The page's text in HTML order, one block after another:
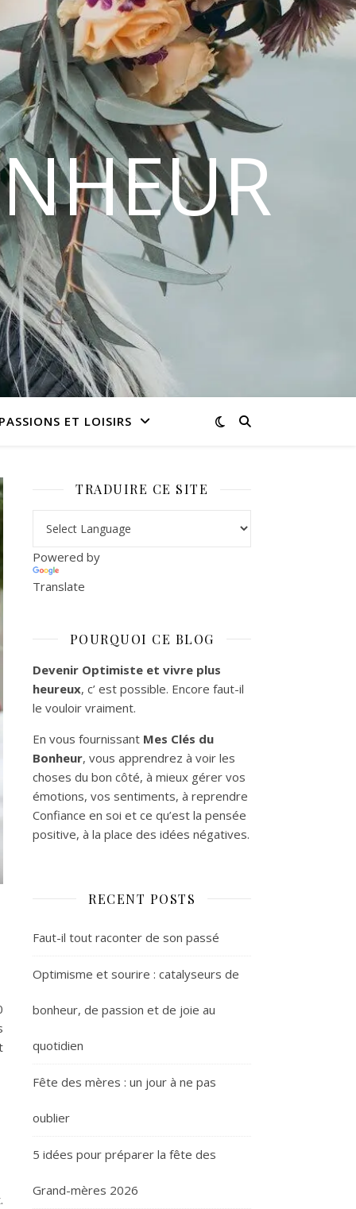
PASSIONS ET LOISIRS
TRADUIRE CE SITE
Powered by
Translate
POURQUOI CE BLOG
Devenir Optimiste et vivre plus
heureux, c’ est possible. Encore faut-il
le vouloir vraiment.
En vous fournissant Mes Clés du
Bonheur, vous apprendrez à voir les
choses du bon côté, à mieux gérer vos
émotions, vos sentiments, à reprendre
Confiance en soi et ce qu’est la pensée
positive, à la place des idées négatives.
RECENT POSTS
Faut-il tout raconter de son passé
Optimisme et sourire : catalyseurs de
bonheur, de passion et de joie au
quotidien
Fête des mères : un jour à ne pas
oublier
5 idées pour préparer la fête des
Grand-mères 2026